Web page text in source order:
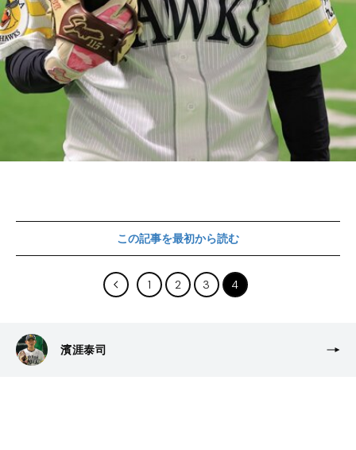
この記事を最初から読む
1 2 3 4
濱涯泰司